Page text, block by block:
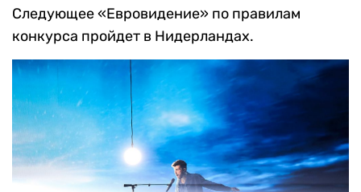
Следующее «Евровидение» по правилам
конкурса пройдет в Нидерландах.